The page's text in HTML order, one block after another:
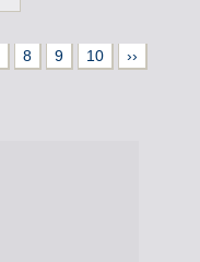
8 9 10 ››